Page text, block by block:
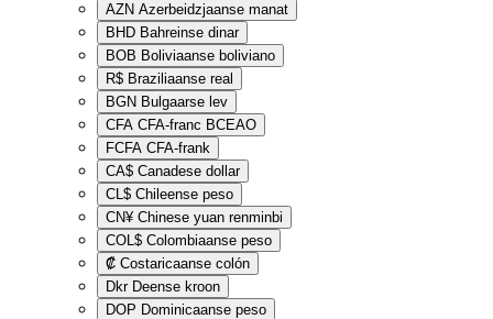
AZN Azerbeidzjaanse manat
BHD Bahreinse dinar
BOB Boliviaanse boliviano
R$ Braziliaanse real
BGN Bulgaarse lev
CFA CFA-franc BCEAO
FCFA CFA-frank
CA$ Canadese dollar
CL$ Chileense peso
CN¥ Chinese yuan renminbi
COL$ Colombiaanse peso
₡ Costaricaanse colón
Dkr Deense kroon
DOP Dominicaanse peso